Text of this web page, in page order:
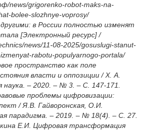
news/grigorenko-robot-maks-na-
bolee-slozhnye-voprosy/
в России полностью изменят
[Электронный ресурс] /
news/11-08-2025/gosuslugi-stanut-
rabotu-populyarnogo-portala/
пространство как поле
власти и оппозиции / Х. А.
наука. – 2020. – № 3. – С. 147-171.
проблемы цифровизации:
/ Я.В. Гайворонская, О.И.
парадигма. – 2019. – № 18(4). – С. 27.
Е.И. Цифровая трансформация